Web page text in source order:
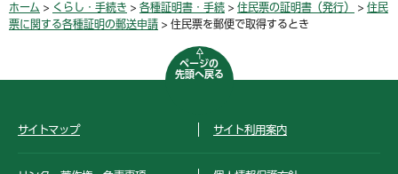
ホーム > くらし・手続き > 各種証明書・手続 > 住民票の証明書（発行） > 住民
票に関する各種証明の郵送申請 > 住民票を郵便で取得するとき
ページの
先頭へ戻る
サイトマップ サイト利用案内